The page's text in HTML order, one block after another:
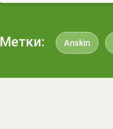
Метки: Anskin